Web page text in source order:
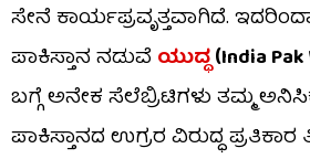
ಸೇನೆ ಕಾರ್ಯಪ್ರವೃತ್ತವಾಗಿದೆ.
ಪಾಕಿಸ್ತಾನ ನಡುವೆ ಯುದ್ಧ(India Pak
ಬಗ್ಗೆ ಅನೇಕ ಸೆಲೆಬ್ರಿಟಿಗಳು ತಮ್ಮ
ಪಾಕಿಸ್ತಾನದ ಉಗ್ರರ ವಿರುದ್ಧ ಪ್ರತಿಕಾರ